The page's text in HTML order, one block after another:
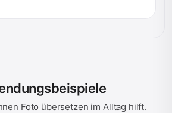
Foto übersetzen im Alltag hilft.